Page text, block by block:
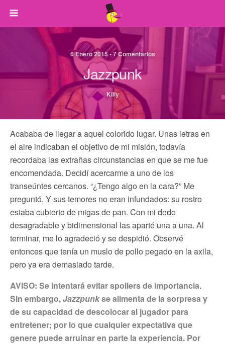
6 Enero 2015 • 7 Comentarios
Jazzpunk
Killy
Acababa de llegar a aquel colorido lugar. Unas letras en
el aire indicaban el objetivo de mi misión, todavía
recordaba las extrañas circunstancias en que se me fue
encomendada. Decidí acercarme a uno de los
transeúntes cercanos. “¿Tengo algo en la cara?” Me
preguntó. Y sus temores no eran infundados: su rostro
estaba cubierto de migas de pan. Con mi dedo
desagradable y bidimensional las aparté una a una. Al
terminar, me lo agradeció y se despidió. Observé
entonces que tenía un muslo de pollo pegado en la axila,
pero ya era demasiado tarde.
AVISO: Se intentará evitar spoilers de importancia.
Sin embargo,Jazzpunkse alimenta de la sorpresa y
de su capacidad de descolocar al jugador para
entretener; por lo que cualquier expectativa que
genere puede arruinar en parte la experiencia. Por